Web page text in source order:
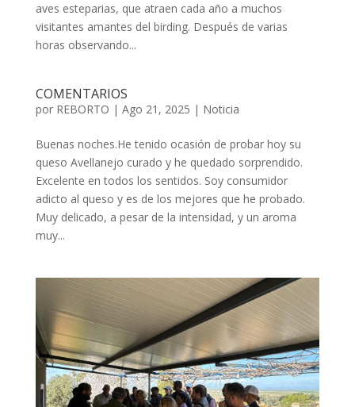
aves esteparias, que atraen cada año a muchos
visitantes amantes del birding. Después de varias
horas observando...
COMENTARIOS
por REBORTO | Ago 21, 2025 | Noticia
Buenas noches.He tenido ocasión de probar hoy su
queso Avellanejo curado y he quedado sorprendido.
Excelente en todos los sentidos. Soy consumidor
adicto al queso y es de los mejores que he probado.
Muy delicado, a pesar de la intensidad, y un aroma
muy...